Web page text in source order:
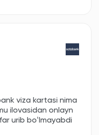
viza kartasi nima
ilovasidan onlayn
urib boʻlmayabdi